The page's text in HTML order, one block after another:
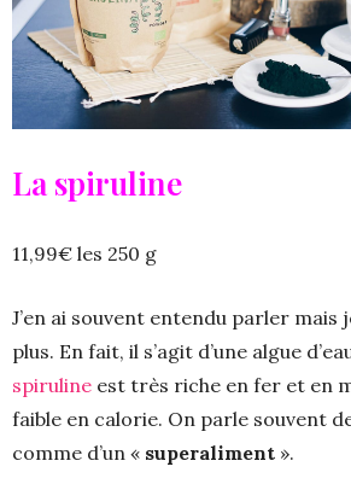
La spiruline
11,99€ les 250 g
J’en ai souvent entendu parler mais
plus. En fait, il s’agit d’une algue
spiruline est très riche en fer et en
faible en calorie. On parle souvent
comme d’un « superaliment ».